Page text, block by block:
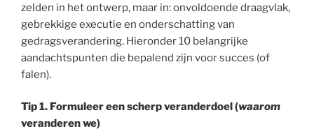
zelden in het ontwerp, maar in: onvoldoende draagvlak,
gebrekkige executie en onderschatting van
gedragsverandering. Hieronder 10 belangrijke
aandachtspunten die bepalend zijn voor succes (of
falen).
Tip 1. Formuleer een scherp veranderdoel(waarom
veranderen we)